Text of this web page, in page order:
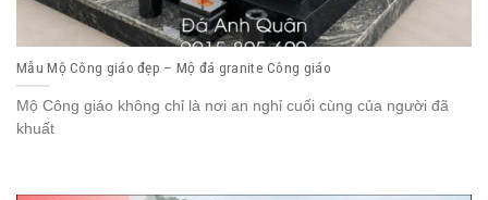
Mẫu Mộ Công giáo đẹp – Mộ đá granite Công giáo
Mộ Công giáo không chỉ là nơi an nghỉ cuối cùng của người đã
khuất